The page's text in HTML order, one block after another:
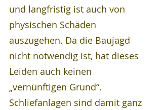
und langfristig ist auch von
physischen Schäden
auszugehen. Da die Baujagd
nicht notwendig ist, hat dieses
Leiden auch keinen
„vernünftigen Grund“.
Schliefanlagen sind damit ganz